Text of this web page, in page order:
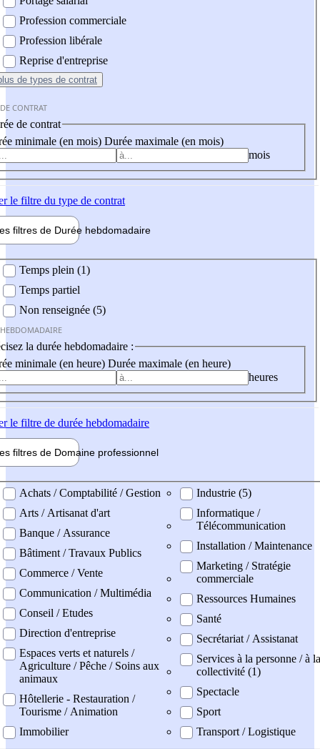
Profession commerciale
Profession libérale
Reprise d'entreprise
de types de contrat
CONTRAT
de contrat
minimale (en mois) Durée maximale (en mois)
mois
le filtre du type de contrat
filtres de Durée hebdomadaire
Temps plein (1)
Temps partiel
Non renseignée (5)
la durée hebdomadaire :
minimale (en heure) Durée maximale (en heure)
heures
le filtre de durée hebdomadaire
filtres de Domaine professionnel
professionel
Achats / Comptabilité / Gestion
Arts / Artisanat d'art
Banque / Assurance
Bâtiment / Travaux Publics
Commerce / Vente
Communication / Multimédia
Conseil / Etudes
Direction d'entreprise
Espaces verts et naturels /
Agriculture / Pêche / Soins aux
animaux
Hôtellerie - Restauration /
Tourisme / Animation
Immobilier
Industrie (5)
Informatique /
Télécommunication
Installation / Maintenance
Marketing / Stratégie
commerciale
Ressources Humaines
Santé
Secrétariat / Assistanat
Services à la personne / à la
collectivité (1)
Spectacle
Sport
Transport / Logistique